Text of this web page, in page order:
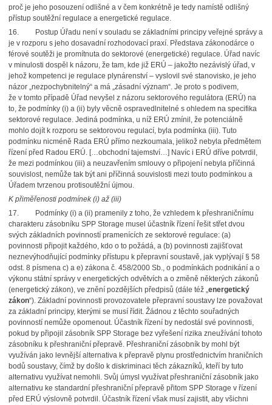
proč je jeho posouzení odlišné a v čem konkrétně je tedy namístě odlišný
přístup soutěžní regulace a energetické regulace.
16. Postup Úřadu není v souladu se základními principy veřejné správy a
je v rozporu s jeho dosavadní rozhodovací praxí. Představa zákonodárce o
férové soutěži je promítnuta do sektorové (energetické) regulace. Úřad navíc
v minulosti dospěl k názoru, že tam, kde již ERÚ – jakožto nezávislý úřad, v
jehož kompetenci je regulace plynárenství – vyslovil své stanovisko, je jeho
názor „nezpochybnitelný“ a má „zásadní význam“. Je proto s podivem,
že v tomto případě Úřad nevyšel z názoru sektorového regulátora (ERÚ) na
to, že podmínky (i) a (ii) byly věcně ospravedlnitelné s ohledem na specifika
sektorové regulace. Jediná podmínka, u níž ERÚ zmínil, že potenciálně
mohlo dojít k rozporu se sektorovou regulací, byla podmínka (iii). Tuto
podmínku nicméně Rada ERÚ přímo nezkoumala, jelikož nebyla předmětem
řízení před Radou ERÚ. […obchodní tajemství…] Navíc i ERÚ dříve potvrdil,
že mezi podmínkou (iii) a neuzavřením smlouvy o připojení nebyla příčinná
souvislost, nemůže tak být ani příčinná souvislosti mezi touto podmínkou a
Úřadem tvrzenou protisoutěžní újmou.
K přiměřenosti podmínek (i) až (iii)
17. Podmínky (i) a (ii) pramenily z toho, že vzhledem k přeshraničnímu
charakteru zásobníku SPP Storage musel účastník řízení řešit střet dvou
svých základních povinností pramenících ze sektorové regulace: (a)
povinnosti připojit každého, kdo o to požádá, a (b) povinnosti zajišťovat
neznevýhodňující podmínky přístupu k přepravní soustavě, jak vyplývají § 58
odst. 8 písmena c) a e) zákona č. 458/2000 Sb., o podmínkách podnikání a o
výkonu státní správy v energetických odvětvích a o změně některých zákonů
(energetický zákon), ve znění pozdějších předpisů (dále též „energetický
zákon“). Základní povinnosti provozovatele přepravní soustavy lze považovat
za základní principy, kterými se musí řídit. Žádnou z těchto souřadných
povinností nemůže opomenout. Účastník řízení by nedostál své povinnosti,
pokud by připojil zásobník SPP Storage bez vyřešení rizika zneužívání tohoto
zásobníku k přeshraniční přepravě. Přeshraniční zásobník by mohl být
využíván jako levnější alternativa k přepravě plynu prostřednictvím hraničních
bodů soustavy, čímž by došlo k diskriminaci těch zákazníků, kteří by tuto
alternativu využívat nemohli. Svůj úmysl využívat přeshraniční zásobník jako
alternativu ke standardní přeshraniční přepravě přitom SPP Storage v řízení
před ERÚ výslovně potvrdil. Účastník řízení však musí zajistit, aby všichni